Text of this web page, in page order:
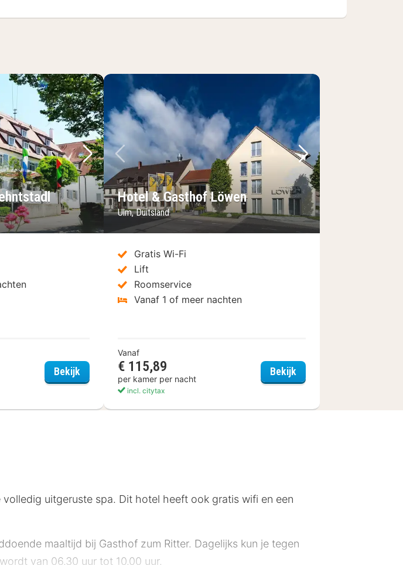
Volgende foto
Bekijk Hotel Garni Am Zehntstadl
Vorige foto
Volgende foto
Hotel & Gasthof Löwen
Ulm, Duitsland
Gratis Wi-Fi
Lift
Roomservice
Vanaf 1 of meer nachten
Vanaf
€ 115,89
per kamer per nacht
incl. citytax
BekijkHotel & Gasthof Löwen
uitgeruste spa. Dit hotel heeft ook gratis wifi en een
maaltijd bij Gasthof zum Ritter. Dagelijks kun je tegen
van 06.30 uur tot 10.00 uur.